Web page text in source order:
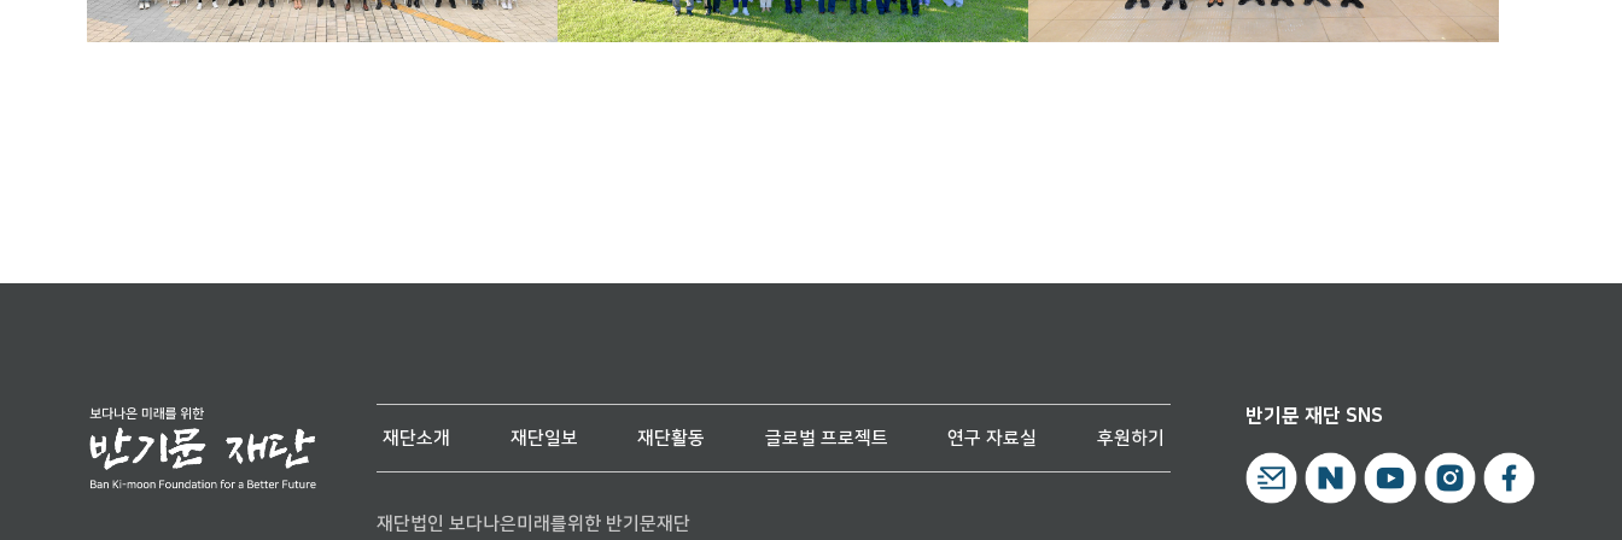
재단소개 재단일보 재단활동 글로벌 프로젝트 연구 자료실 후원하기
재단법인 보다나은미래를위한 반기문재단
반기문 재단 SNS